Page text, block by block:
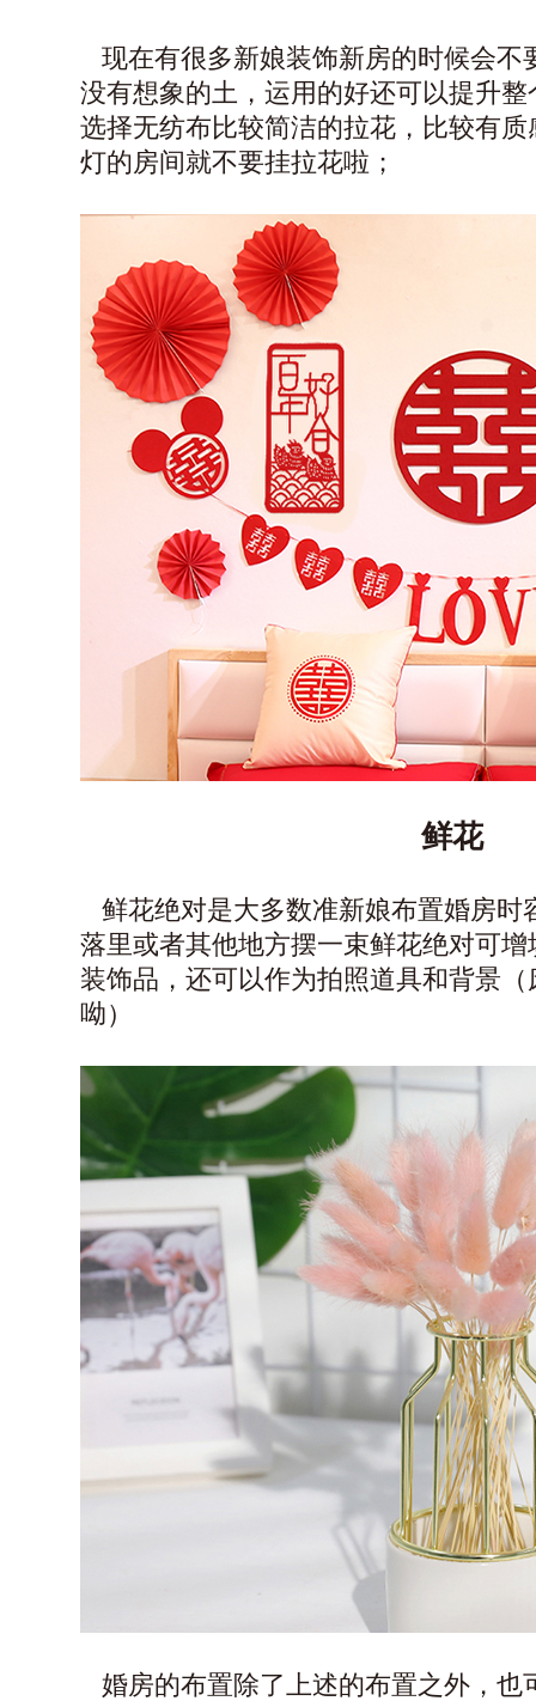
现在有很多新娘装饰新房的时候会不
没有想象的土，运用的好还可以提升
选择无纺布比较简洁的拉花，比较有
灯的房间就不要挂拉花啦；
鲜花
鲜花绝对是大多数准新娘布置婚房时
落里或者其他地方摆一束鲜花绝对可
装饰品，还可以作为拍照道具和背景
呦）
婚房的布置除了上述的布置之外，也